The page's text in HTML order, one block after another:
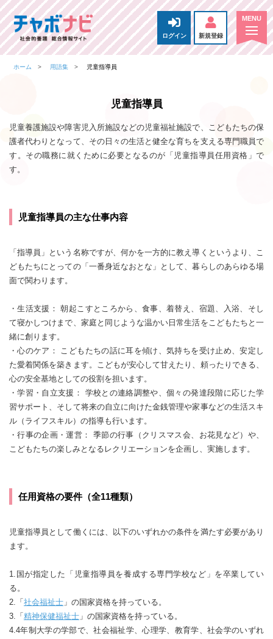
ログイン 新規登録
ホーム 用語集 児童指導員
児童指導員
児童養護施設や障害児入所施設などの児童福祉施設で、こどもたちの保
護者代わりとなって、その日々の生活と健全な育ちを支える専門職員で
す。その職務に就くために必要となるのが「児童指導員任用資格」で
す。
児童指導員の主な仕事内容
「指導員」という名称ですが、何かを一方的に教え導くというより、こ
どもたちにとっての「一番身近なおとな」として、暮らしのあらゆる場
面で関わります。
・生活支援： 朝起こすところから、食事、着替え、宿題、入浴、そし
て寝かしつけまで、家庭と同じような温かい日常生活をこどもたちと一
緒に創ります。
・心のケア： こどもたちの話に耳を傾け、気持ちを受け止め、安定し
た愛着関係を築きます。こどもが安心して甘えたり、頼ったりできる、
心の安全基地としての役割を担います。
・学習・自立支援： 学校との連絡調整や、個々の発達段階に応じた学
習サポート、そして将来の自立に向けた金銭管理や家事などの生活スキ
ル（ライフスキル）の指導も行います。
・行事の企画・運営： 季節の行事（クリスマス会、お花見など）や、
こどもたちの楽しみとなるレクリエーションを企画し、実施します。
任用資格の要件（全11種類）
児童指導員として働くには、以下のいずれかの条件を満たす必要があり
ます。
1.国が指定した「児童指導員を養成する専門学校など」を卒業してい
る。
2.「 社会福祉士 」の国家資格を持っている。
3.「 精神保健福祉士 」の国家資格を持っている。
4.4年制大学の学部で、社会福祉学、心理学、教育学、社会学のいずれ